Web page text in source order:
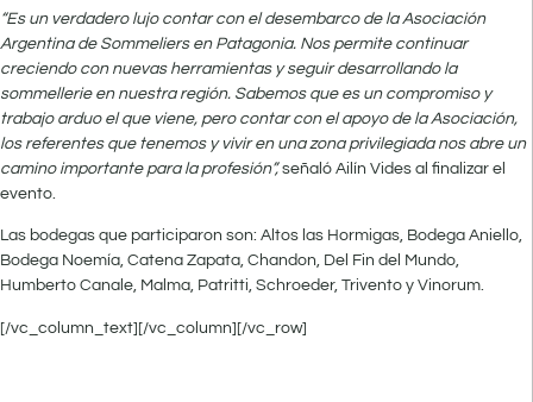
“Es un verdadero lujo contar con el desembarco de la Asociación
Argentina de Sommeliers en Patagonia. Nos permite continuar
creciendo con nuevas herramientas y seguir desarrollando la
sommellerie en nuestra región. Sabemos que es un compromiso y
trabajo arduo el que viene, pero contar con el apoyo de la Asociación,
los referentes que tenemos y vivir en una zona privilegiada nos abre un
camino importante para la profesión”,señaló Ailín Vides al finalizar el
evento.
Las bodegas que participaron son: Altos las Hormigas, Bodega Aniello,
Bodega Noemía, Catena Zapata, Chandon, Del Fin del Mundo,
Humberto Canale, Malma, Patritti, Schroeder, Trivento y Vinorum.
[/vc_column_text][/vc_column][/vc_row]